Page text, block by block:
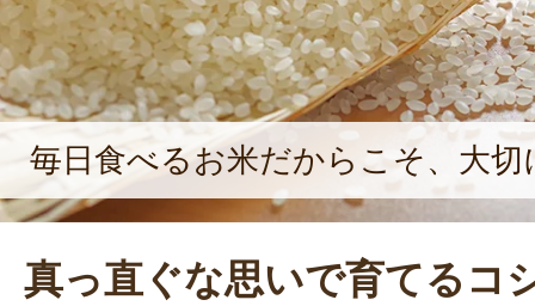
毎日食べるお米だからこそ、大
真っ直ぐな思いで育てるコ